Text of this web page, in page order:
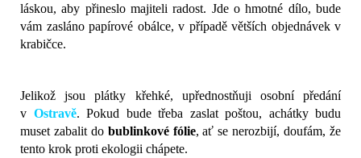
láskou, aby přineslo majiteli radost. Jde o hmotné dílo, bude
vám zasláno papírové obálce, v případě větších objednávek v
krabičce.
Jelikož jsou plátky křehké, upřednostňuji osobní předání
v Ostravě. Pokud bude třeba zaslat poštou, achátky budu
muset zabalit do bublinkové fólie, ať se nerozbijí, doufám, že
tento krok proti ekologii chápete.